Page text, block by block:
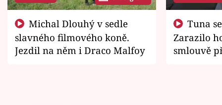
slavného filmového koně.
Jezdil na něm i Draco Malfoy
Zarazilo
smlouvě